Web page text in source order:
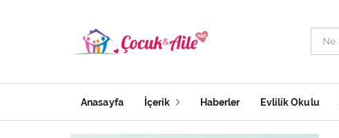
Anasayfa İçerik Haberler Evlilik Okulu